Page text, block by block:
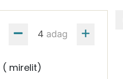
adag
( mirelit)